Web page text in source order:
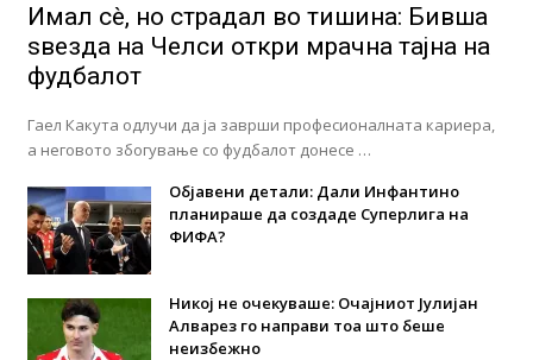
Имал сè, но страдал во тишина: Бивша
ѕвезда на Челси откри мрачна тајна на
фудбалот
Гаел Какута одлучи да ја заврши професионалната кариера,
а неговото збогување со фудбалот донесе …
Објавени детали: Дали Инфантино
планираше да создаде Суперлига на
ФИФА?
Никој не очекуваше: Очајниот Јулијан
Алварез го направи тоа што беше
неизбежно